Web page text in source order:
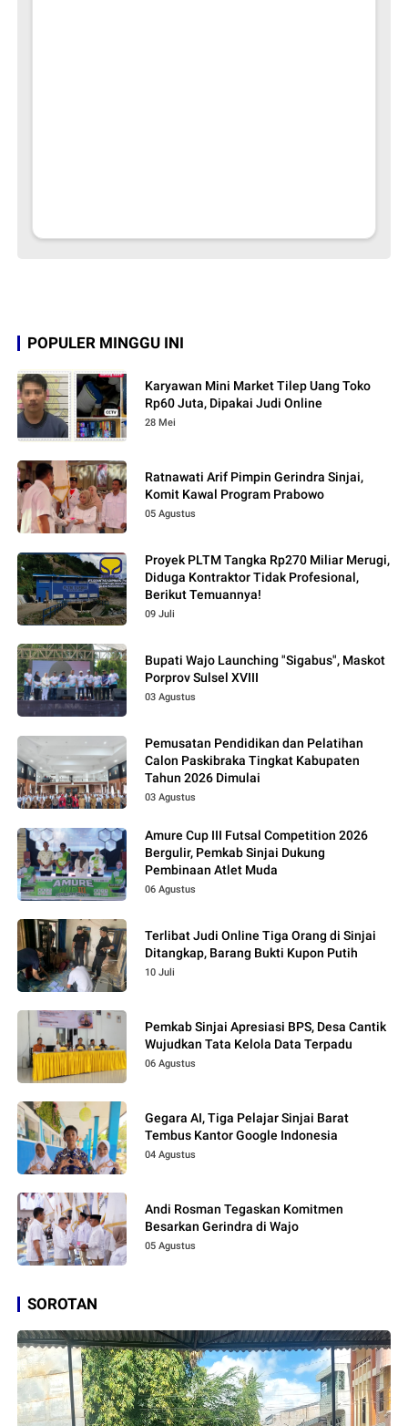
POPULER MINGGU INI
Karyawan Mini Market Tilep Uang Toko
Rp60 Juta, Dipakai Judi Online
28 Mei
Ratnawati Arif Pimpin Gerindra Sinjai,
Komit Kawal Program Prabowo
05 Agustus
Proyek PLTM Tangka Rp270 Miliar Merugi,
Diduga Kontraktor Tidak Profesional,
Berikut Temuannya!
09 Juli
Bupati Wajo Launching "Sigabus", Maskot
Porprov Sulsel XVIII
03 Agustus
Pemusatan Pendidikan dan Pelatihan
Calon Paskibraka Tingkat Kabupaten
Tahun 2026 Dimulai
03 Agustus
Amure Cup III Futsal Competition 2026
Bergulir, Pemkab Sinjai Dukung
Pembinaan Atlet Muda
06 Agustus
Terlibat Judi Online Tiga Orang di Sinjai
Ditangkap, Barang Bukti Kupon Putih
10 Juli
Pemkab Sinjai Apresiasi BPS, Desa Cantik
Wujudkan Tata Kelola Data Terpadu
06 Agustus
Gegara AI, Tiga Pelajar Sinjai Barat
Tembus Kantor Google Indonesia
04 Agustus
Andi Rosman Tegaskan Komitmen
Besarkan Gerindra di Wajo
05 Agustus
SOROTAN